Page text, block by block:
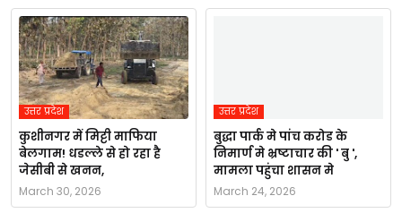
उत्तर प्रदेश
कुशीनगर में मिट्टी माफिया
बेलगाम! धडल्ले से हो रहा है
जेसीबी से खनन,
March 30, 2026
उत्तर प्रदेश
बुद्धा पार्क मे पांच करोड के
निमार्ण मे भ्रष्टाचार की ' बु ',
मामला पहुंचा शासन मे
March 24, 2026